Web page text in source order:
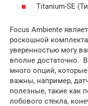
Titanium-SE
Focus Ambiente
роскошной
уверенностью могу
вполне достаточно.
много опций,
важны, например,
полезные, такие как
лобового стекла,